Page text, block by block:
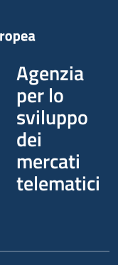
Agenzia
per lo
sviluppo
dei
mercati
telematici